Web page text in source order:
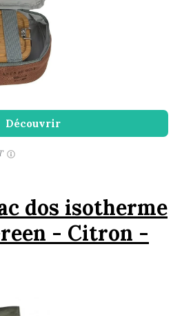
Découvrir
dos isotherme
- Citron -